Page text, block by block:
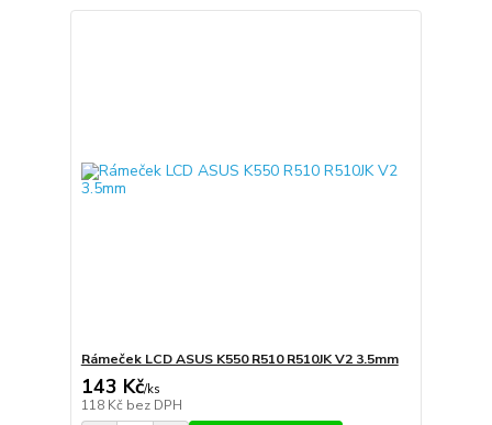
Rámeček LCD ASUS K550 R510 R510JK V2 3.5mm
143 Kč/ks
118 Kč bez DPH